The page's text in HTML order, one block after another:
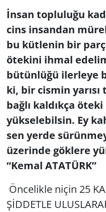
İnsan topluluğu
cins insandan
bu kütlenin bir
ötekini ihmal
bütünlüğü ilerleye
ki, bir cismin
bağlı kaldıkça öteki
yükselebilsin. Ey
sen yerde
üzerinde göklere
“Kemal ATATÜRK”
Öncelikle niçin 25
ŞİDDETLE
KÜLTÜR SANAT
MAGAZİN
POLİTİKA
RESMİ İLANLAR
SAĞLIK
SİYASET
SPOR
Yerel